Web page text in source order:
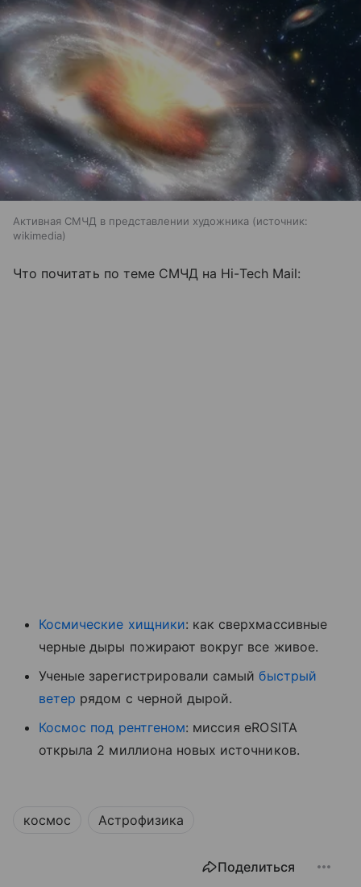
Активная СМЧД в представлении художника
источник:
wikimedia
Что почитать по теме СМЧД на Hi-Tech Mail:
Космические хищники: как сверхмассивные
черные дыры пожирают вокруг все живое.
Ученые зарегистрировали самыйбыстрый
ветер рядом с черной дырой.
Космос под рентгеном: миссия eROSITA
открыла 2 миллиона новых источников.
космос Астрофизика
Поделиться